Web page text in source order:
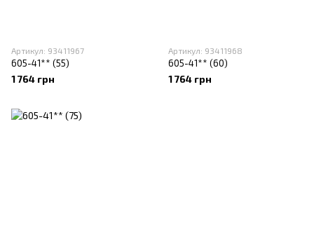
Артикул: 93411967
605-41** (55)
1 764 грн
Артикул: 93411968
605-41** (60)
1 764 грн